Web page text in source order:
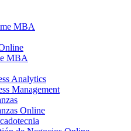
MBA
MBA
Analytics
Management
Online